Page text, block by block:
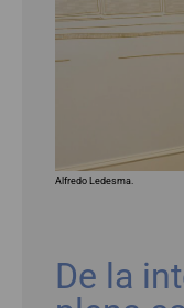
Alfredo Ledesma.
De la